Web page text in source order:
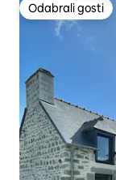
Odabrali gosti
Odabrali gosti